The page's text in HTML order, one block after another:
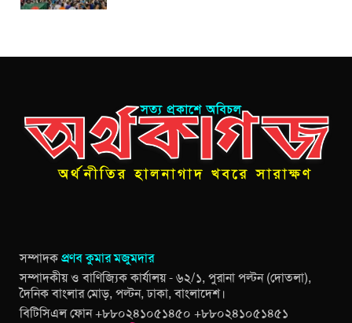
সম্পাদকপ্রণব কুমার মজুমদার
সম্পাদকীয় ও বাণিজ্যিক কার্যালয় - ৬২/১, পুরানা পল্টন (দোতলা),
দৈনিক বাংলার মোড়, পল্টন, ঢাকা, বাংলাদেশ।
বিটিসিএল ফোন +৮৮০২৪১০৫১৪৫০ +৮৮০২৪১০৫১৪৫১